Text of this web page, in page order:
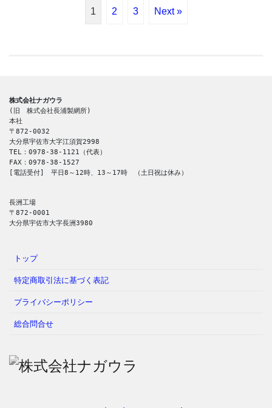
1 2 3 Next »
株式会社ナガウラ
(旧　株式会社長浦製網所)
本社
〒872-0032
大分県宇佐市大字江須賀2998
TEL：0978-38-1121（代表）
FAX：0978-38-1527
[電話受付]　平日8～12時、13～17時　（土日祝は休み）
長洲工場
〒872-0001
大分県宇佐市大字長洲3980
トップ
特定商取引法に基づく表記
プライバシーポリシー
総合問合せ